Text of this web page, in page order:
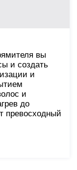
вы
и создать
и
и
до
превосходный